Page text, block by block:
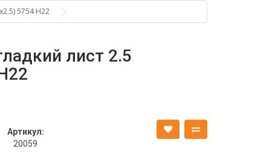
5754 Н22
лист 2.5
Артикул:
20059